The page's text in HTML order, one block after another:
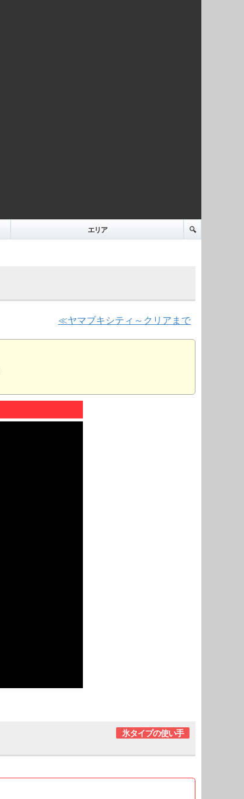
エリア 🔍️
ヤマブキシティ～クリアまで
氷タイプの使い手